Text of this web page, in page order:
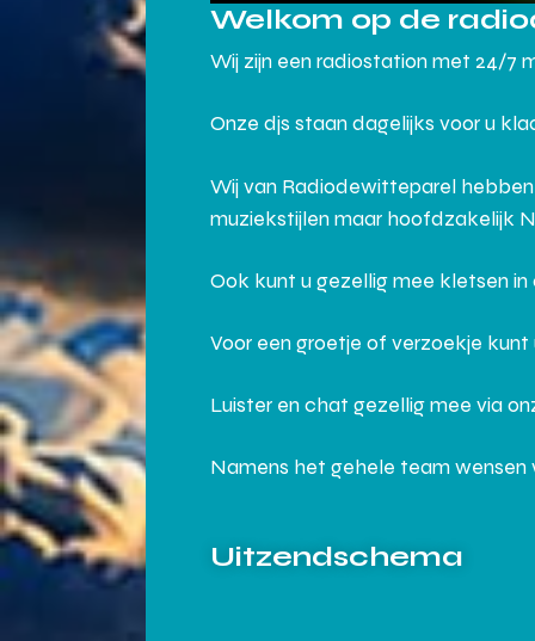
Welkom op de
Wij zijn een radiostation met 24/7
Onze djs staan dagelijks voor u
Wij van Radiodewitteparel
muziekstijlen maar hoofdzakelijk
Ook kunt u gezellig mee kletsen
Voor een groetje of verzoekje
Luister en chat gezellig mee via
Namens het gehele team wensen
Uitzendschema